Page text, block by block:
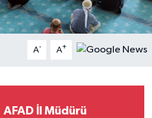
A- A+
AFAD İl Müdürü